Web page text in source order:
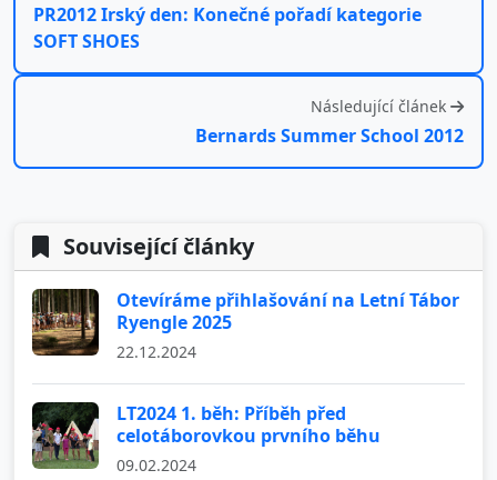
PR2012 Irský den: Konečné pořadí kategorie
SOFT SHOES
Následující článek
Bernards Summer School 2012
Související články
Otevíráme přihlašování na Letní Tábor
Ryengle 2025
22.12.2024
LT2024 1. běh: Příběh před
celotáborovkou prvního běhu
09.02.2024